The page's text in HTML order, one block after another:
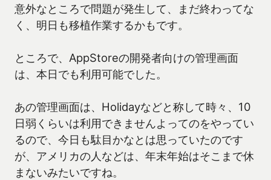
意外なところで問題が発生して、まだ終わってな
く、明日も移植作業するかもです。
ところで、AppStoreの開発者向けの管理画面
は、本日でも利用可能でした。
あの管理画面は、Holidayなどと称して時々、10
日弱くらいは利用できませんよってのをやってい
るので、今日も駄目かなとは思っていたのです
が、アメリカの人などは、年末年始はそこまで休
まないみたいですね。